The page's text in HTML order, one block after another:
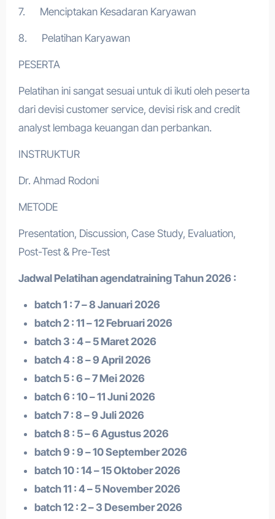
7. Menciptakan Kesadaran Karyawan
8. Pelatihan Karyawan
PESERTA
Pelatihan ini sangat sesuai untuk di ikuti oleh peserta
dari devisi customer service, devisi risk and credit
analyst lembaga keuangan dan perbankan.
INSTRUKTUR
Dr. Ahmad Rodoni
METODE
Presentation, Discussion, Case Study, Evaluation,
Post-Test & Pre-Test
Jadwal Pelatihan agendatrainingTahun 2026 :
batch 1 : 7 – 8 Januari 2026
batch 2 : 11 – 12 Februari 2026
batch 3 : 4 – 5 Maret 2026
batch 4 : 8 – 9 April 2026
batch 5 : 6 – 7 Mei 2026
batch 6 : 10 – 11 Juni 2026
batch 7 : 8 – 9 Juli 2026
batch 8 : 5 – 6 Agustus 2026
batch 9 : 9 – 10 September 2026
batch 10 : 14 – 15 Oktober 2026
batch 11 : 4 – 5 November 2026
batch 12 : 2 – 3 Desember 2026